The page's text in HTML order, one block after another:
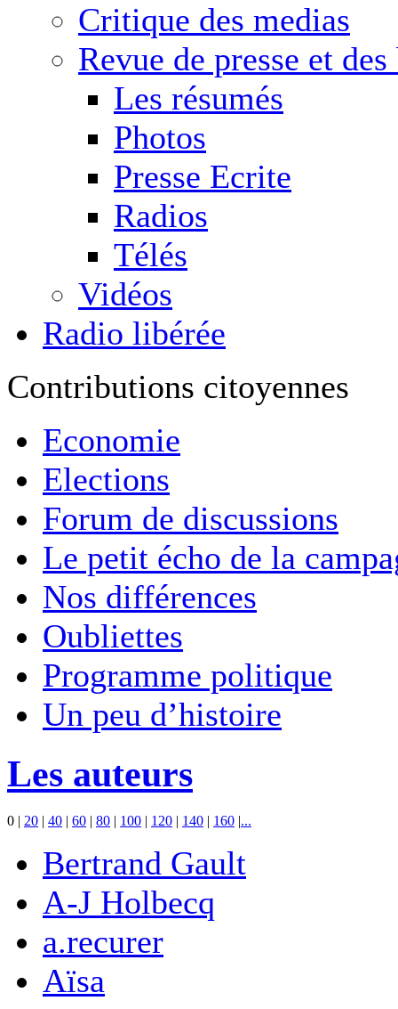
Critique des medias
Revue de presse et
Les résumés
Photos
Presse Ecrite
Radios
Télés
Vidéos
Radio libérée
Contributions citoyennes
Economie
Elections
Forum de discussions
Le petit écho de la
Nos différences
Oubliettes
Programme politique
Un peu d’histoire
Les auteurs
0 | 20 | 40 | 60 | 80 | 100 | 120 | 140 | 160 |...
Bertrand Gault
A-J Holbecq
a.recurer
Aïsa